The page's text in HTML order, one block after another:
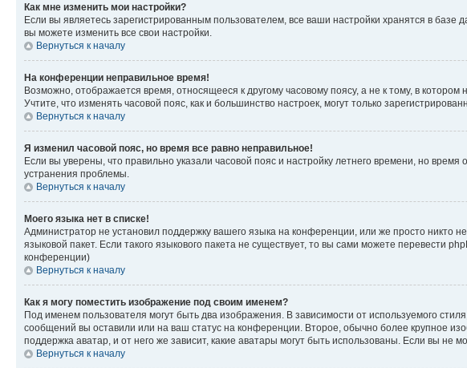
Как мне изменить мои настройки?
Если вы являетесь зарегистрированным пользователем, все ваши настройки хранятся в
вы можете изменить все свои настройки.
Вернуться к началу
На конференции неправильное время!
Возможно, отображается время, относящееся к другому часовому поясу, а не к тому, в
Учтите, что изменять часовой пояс, как и большинство настроек, могут только
Вернуться к началу
Я изменил часовой пояс, но время все равно неправильное!
Если вы уверены, что правильно указали часовой пояс и настройку летнего времени, но
устранения проблемы.
Вернуться к началу
Моего языка нет в списке!
Администратор не установил поддержку вашего языка на конференции, или же просто
языковой пакет. Если такого языкового пакета не существует, то вы сами можете перевести
конференции)
Вернуться к началу
Как я могу поместить изображение под своим именем?
Под именем пользователя могут быть два изображения. В зависимости от используемого
сообщений вы оставили или на ваш статус на конференции. Второе, обычно более крупное
поддержка аватар, и от него же зависит, какие аватары могут быть использованы. Если вы
Вернуться к началу